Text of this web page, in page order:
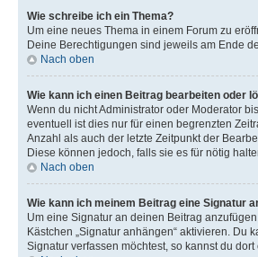
Wie schreibe ich ein Thema?
Um eine neues Thema in einem Forum zu
Deine Berechtigungen sind jeweils am Ende
Nach oben
Wie kann ich einen Beitrag bearbeiten oder
Wenn du nicht Administrator oder Moderator
eventuell ist dies nur für einen begrenzten
Anzahl als auch der letzte Zeitpunkt der
Diese können jedoch, falls sie es für nötig
Nach oben
Wie kann ich meinem Beitrag eine Signatur
Um eine Signatur an deinen Beitrag
Kästchen „Signatur anhängen“ aktivieren.
Signatur verfassen möchtest, so kannst du